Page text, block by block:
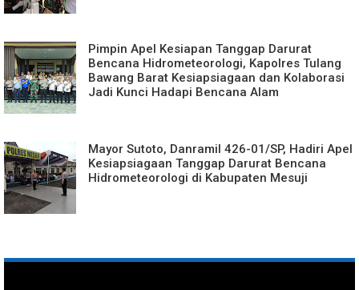
Pimpin Apel Kesiapan Tanggap Darurat
Bencana Hidrometeorologi, Kapolres Tulang
Bawang Barat Kesiapsiagaan dan Kolaborasi
Jadi Kunci Hadapi Bencana Alam
Mayor Sutoto, Danramil 426-01/SP, Hadiri Apel
Kesiapsiagaan Tanggap Darurat Bencana
Hidrometeorologi di Kabupaten Mesuji